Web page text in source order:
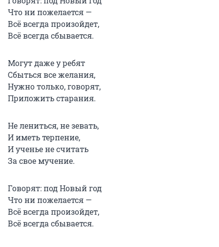
Что ни пожелается —
Всё всегда произойдет,
Всё всегда сбывается.
Могут даже у ребят
Сбыться все желания,
Нужно только, говорят,
Приложить старания.
Не лениться, не зевать,
И иметь терпение,
И ученье не считать
За свое мучение.
Говорят: под Новый год
Что ни пожелается —
Всё всегда произойдет,
Всё всегда сбывается.